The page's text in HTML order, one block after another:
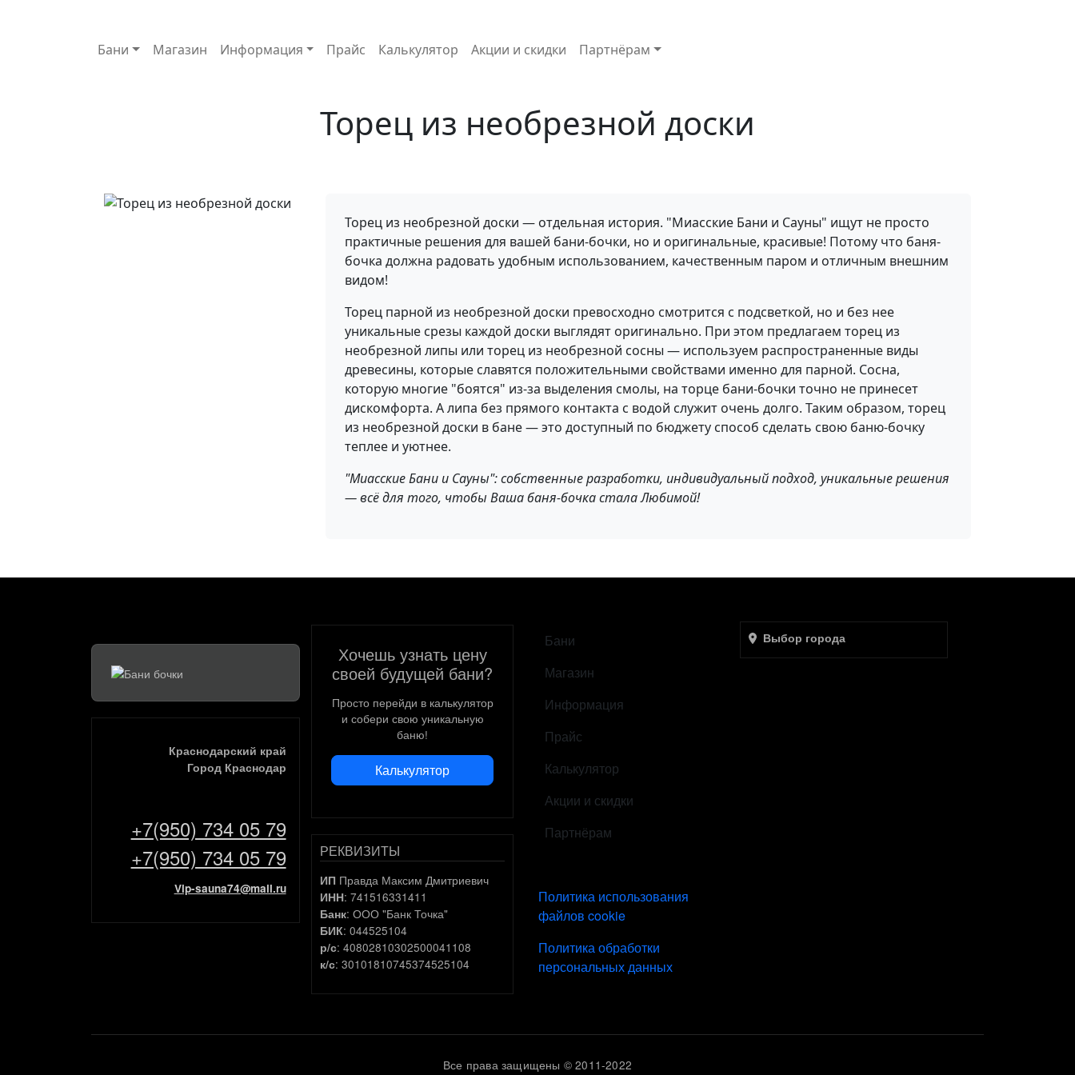
Основная навигация
Бани Магазин Информация Прайс Калькулятор Акции и скидки Партнёрам
Торец из необрезной доски
Торец из необрезной доски — отдельная история. "Миасские Бани и Сауны" ищут не просто
практичные решения для вашей бани-бочки, но и оригинальные, красивые! Потому что баня-
бочка должна радовать удобным использованием, качественным паром и отличным внешним
видом!
Торец парной из необрезной доски превосходно смотрится с подсветкой, но и без нее
уникальные срезы каждой доски выглядят оригинально. При этом предлагаем торец из
необрезной липы или торец из необрезной сосны — используем распространенные виды
древесины, которые славятся положительными свойствами именно для парной. Сосна,
которую многие "боятся" из-за выделения смолы, на торце бани-бочки точно не принесет
дискомфорта. А липа без прямого контакта с водой служит очень долго. Таким образом, торец
из необрезной доски в бане — это доступный по бюджету способ сделать свою баню-бочку
теплее и уютнее.
"Миасские Бани и Сауны": собственные разработки, индивидуальный подход, уникальные решения
— всё для того, чтобы Ваша баня-бочка стала Любимой!
Краснодарский край
Город Краснодар
+7(950) 734 05 79
+7(950) 734 05 79
Vip-sauna74@mail.ru
Хочешь узнать цену
своей будущей бани?
Просто перейди в калькулятор
и собери свою уникальную
баню!
Калькулятор
РЕКВИЗИТЫ
ИП Правда Максим Дмитриевич
ИНН: 741516331411
Банк: ООО "Банк Точка"
БИК: 044525104
р/с: 40802810302500041108
к/с: 30101810745374525104
САМОЕ ВАЖНОЕ
Бани
Магазин
Информация
Прайс
Калькулятор
Акции и скидки
Партнёрам
ПОДВАЛ
Политика использования
файлов cookie
Политика обработки
персональных данных
Выбор города
Все права защищены © 2011-2022